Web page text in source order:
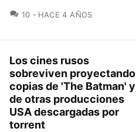
10 COMENTARIOS
HACE 4 AÑOS
Los cines rusos
sobreviven proyectando
copias de 'The Batman' y
de otras producciones
USA descargadas por
torrent